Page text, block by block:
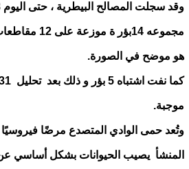
مجموعه 14بؤر
هو موضح في الصورة.
موجبة.
وتُعد حمى الوادي المتصدع مرضًا
المنشأ يصيب الحيوانات بشكل أساسي